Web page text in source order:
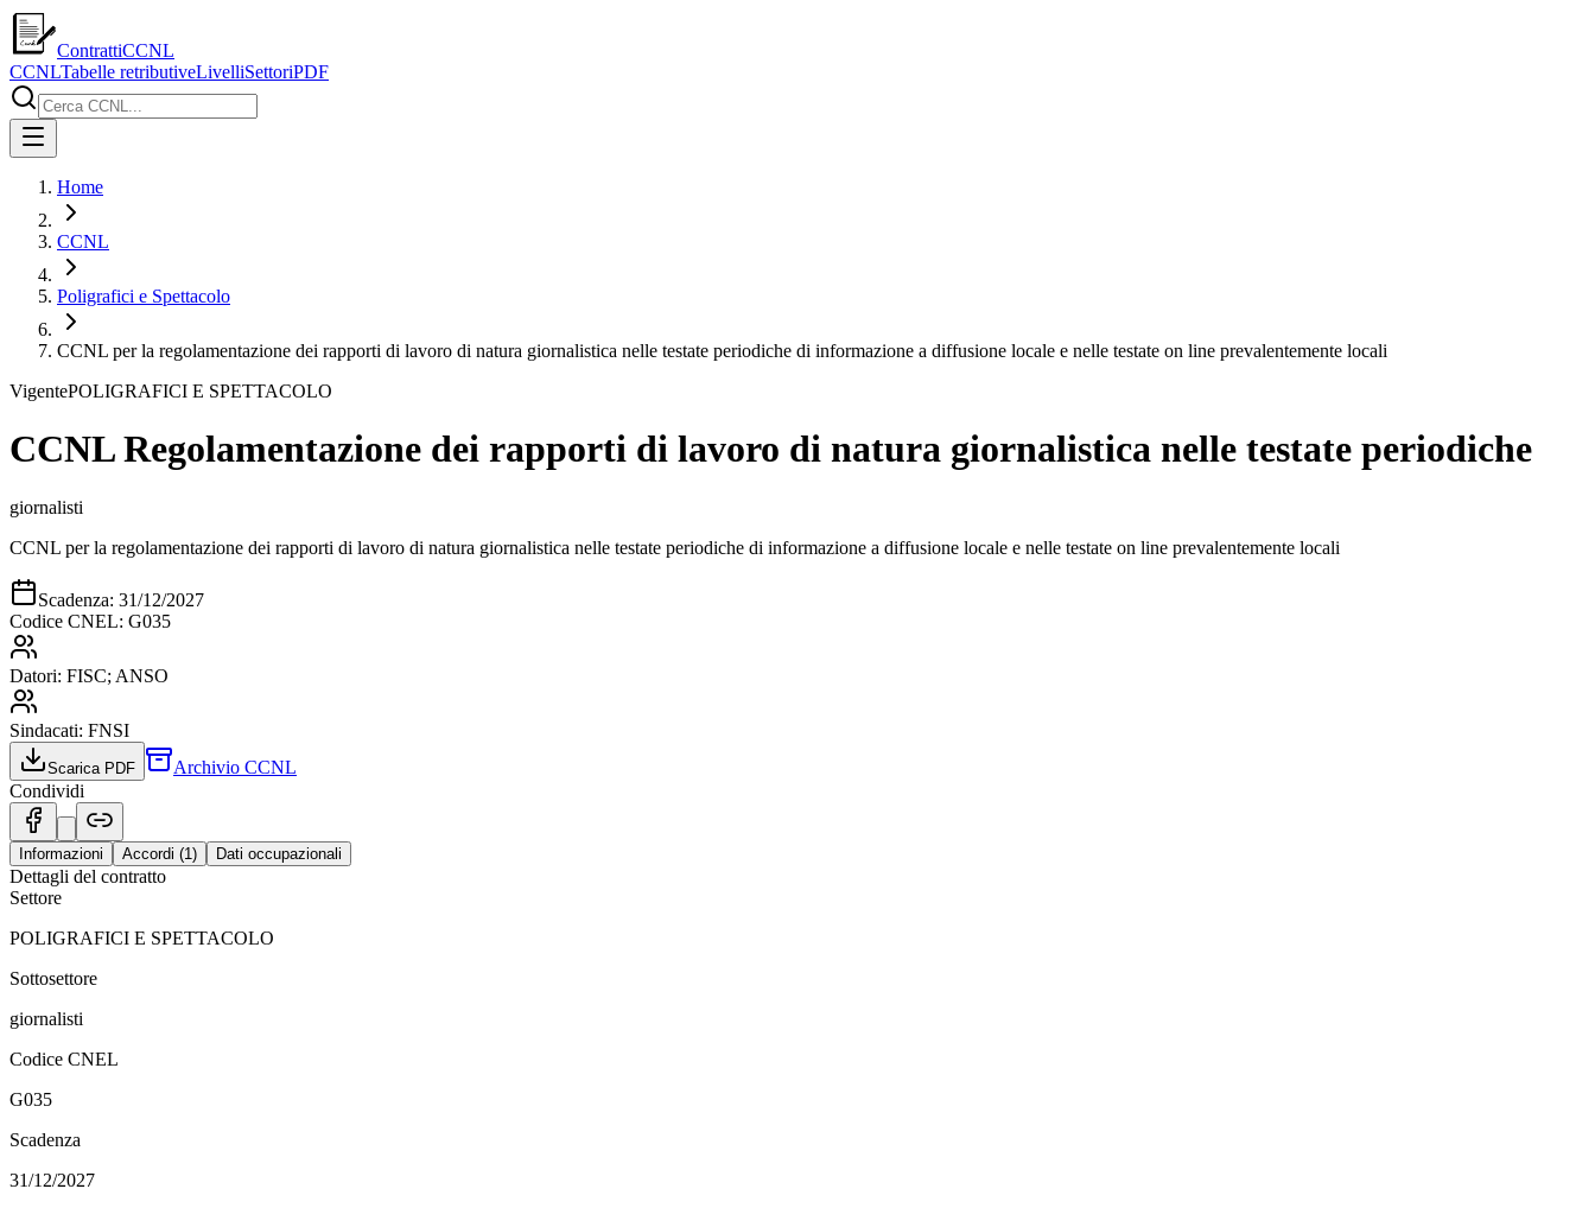
ContrattiCCNL
CCNLTabelle retributiveLivelliSettoriPDF
Home
CCNL
Poligrafici e Spettacolo
CCNL per la regolamentazione dei rapporti di lavoro di natura giornalistica nelle testate periodiche di informazione a diffusione locale e nelle testate on line prevalentemente locali
VigentePOLIGRAFICI E SPETTACOLO
CCNL Regolamentazione dei rapporti di lavoro di natura giornalistica nelle testate periodiche
giornalisti
CCNL per la regolamentazione dei rapporti di lavoro di natura giornalistica nelle testate periodiche di informazione a diffusione locale e nelle testate on line prevalentemente locali
Scadenza: 31/12/2027
Codice CNEL: G035
Datori: FISC; ANSO
Sindacati: FNSI
Scarica PDF
Archivio CCNL
Condividi
Informazioni Accordi (1 ) Dati occupazionali
Dettagli del contratto
Settore
POLIGRAFICI E SPETTACOLO
Sottosettore
giornalisti
Codice CNEL
G035
Scadenza
31/12/2027